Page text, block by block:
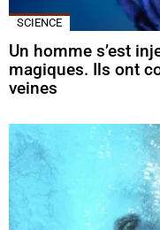
SCIENCE
Un homme s’est
magiques. Ils ont
veines